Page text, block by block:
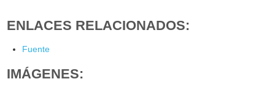
ENLACES RELACIONADOS:
Fuente
IMÁGENES: